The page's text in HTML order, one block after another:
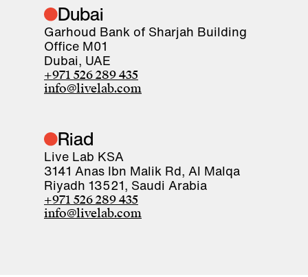
Dubai
Garhoud Bank of Sharjah Building
Office M01
Dubai, UAE
+971 526 289 435
info@livelab.com
Riad
Live Lab KSA
3141 Anas Ibn Malik Rd, Al Malqa
Riyadh 13521, Saudi Arabia
+971 526 289 435
info@livelab.com